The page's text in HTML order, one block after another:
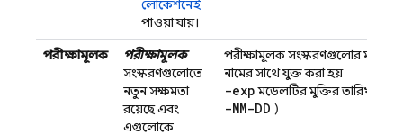
লোকেশনেই
পাওয়া যায়।
পরীক্ষামূলক
পরীক্ষামূলক
সংস্করণগুলোতে
নতুন সক্ষমতা
রয়েছে এবং
এগুলোকে
পরীক্ষামূলক সংস্করণগুলোর মডেল
নামের সাথে যুক্ত করা হয়
-expমডেলটির মুক্তির তারিখ সহ (
-MM-DD )